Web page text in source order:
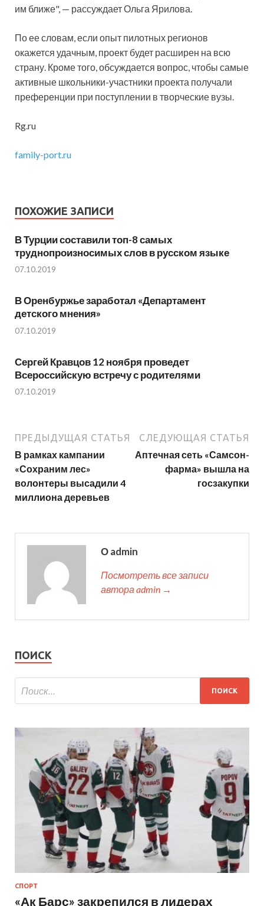
им ближе", — рассуждает Ольга Ярилова.
По ее словам, если опыт пилотных регионов
окажется удачным, проект будет расширен на всю
страну. Кроме того, обсуждается вопрос, чтобы самые
активные школьники-участники проекта получали
преференции при поступлении в творческие вузы.
Rg.ru
family-port.ru
ПОХОЖИЕ ЗАПИСИ
В Турции составили топ-8 самых
труднопроизносимых слов в русском языке
07.10.2019
В Оренбуржье заработал «Департамент
детского мнения»
07.10.2019
Сергей Кравцов 12 ноября проведет
Всероссийскую встречу с родителями
07.10.2019
ПРЕДЫДУЩАЯ СТАТЬЯ
В рамках кампании
«Сохраним лес»
волонтеры высадили 4
миллиона деревьев
СЛЕДУЮЩАЯ СТАТЬЯ
Аптечная сеть «Самсон-
фарма» вышла на
госзакупки
О admin
Посмотреть все записи
автора admin →
ПОИСК
СПОРТ
«Ак Барс» закрепился в лидерах